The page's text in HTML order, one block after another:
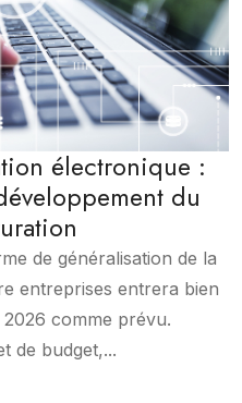
électronique :
du
de généralisation de la
entreprises entrera bien
comme prévu.
de budget,...